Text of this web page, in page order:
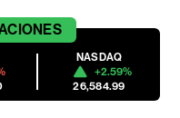
NASDAQ
+2.59%
26,584.99